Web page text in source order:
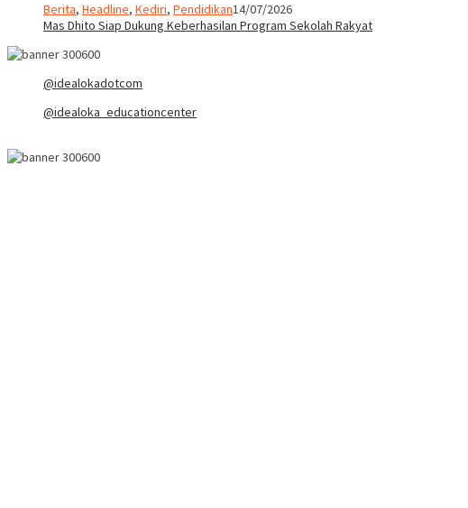
Berita, Headline, Kediri, Pendidikan14/07/2026
Mas Dhito Siap Dukung Keberhasilan Program Sekolah Rakyat
@idealokadotcom
@idealoka_educationcenter